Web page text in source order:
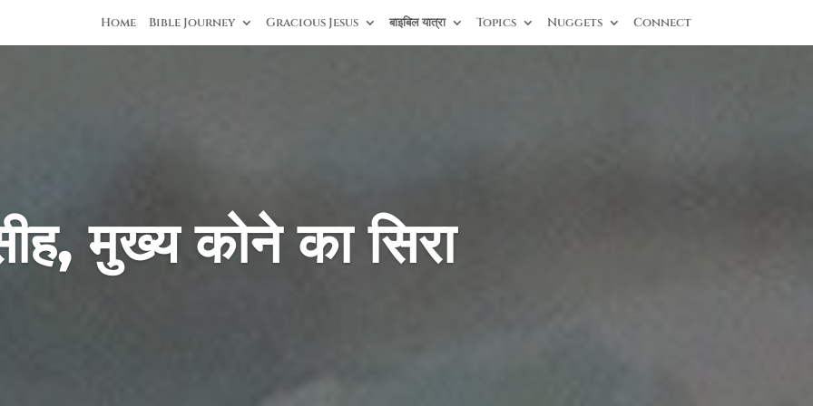
Home Bible Journey Gracious Jesus बाइबिल यात्रा Topics Nuggets Connect
मुख्य कोने का सिरा